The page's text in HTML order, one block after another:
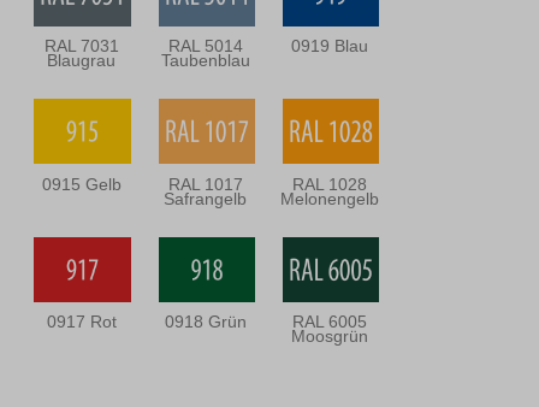
RAL 7031
Blaugrau
RAL 5014
Taubenblau
0919 Blau
0915 Gelb RAL 1017
Safrangelb
RAL 1028
Melonengelb
0917 Rot 0918 Grün RAL 6005
Moosgrün